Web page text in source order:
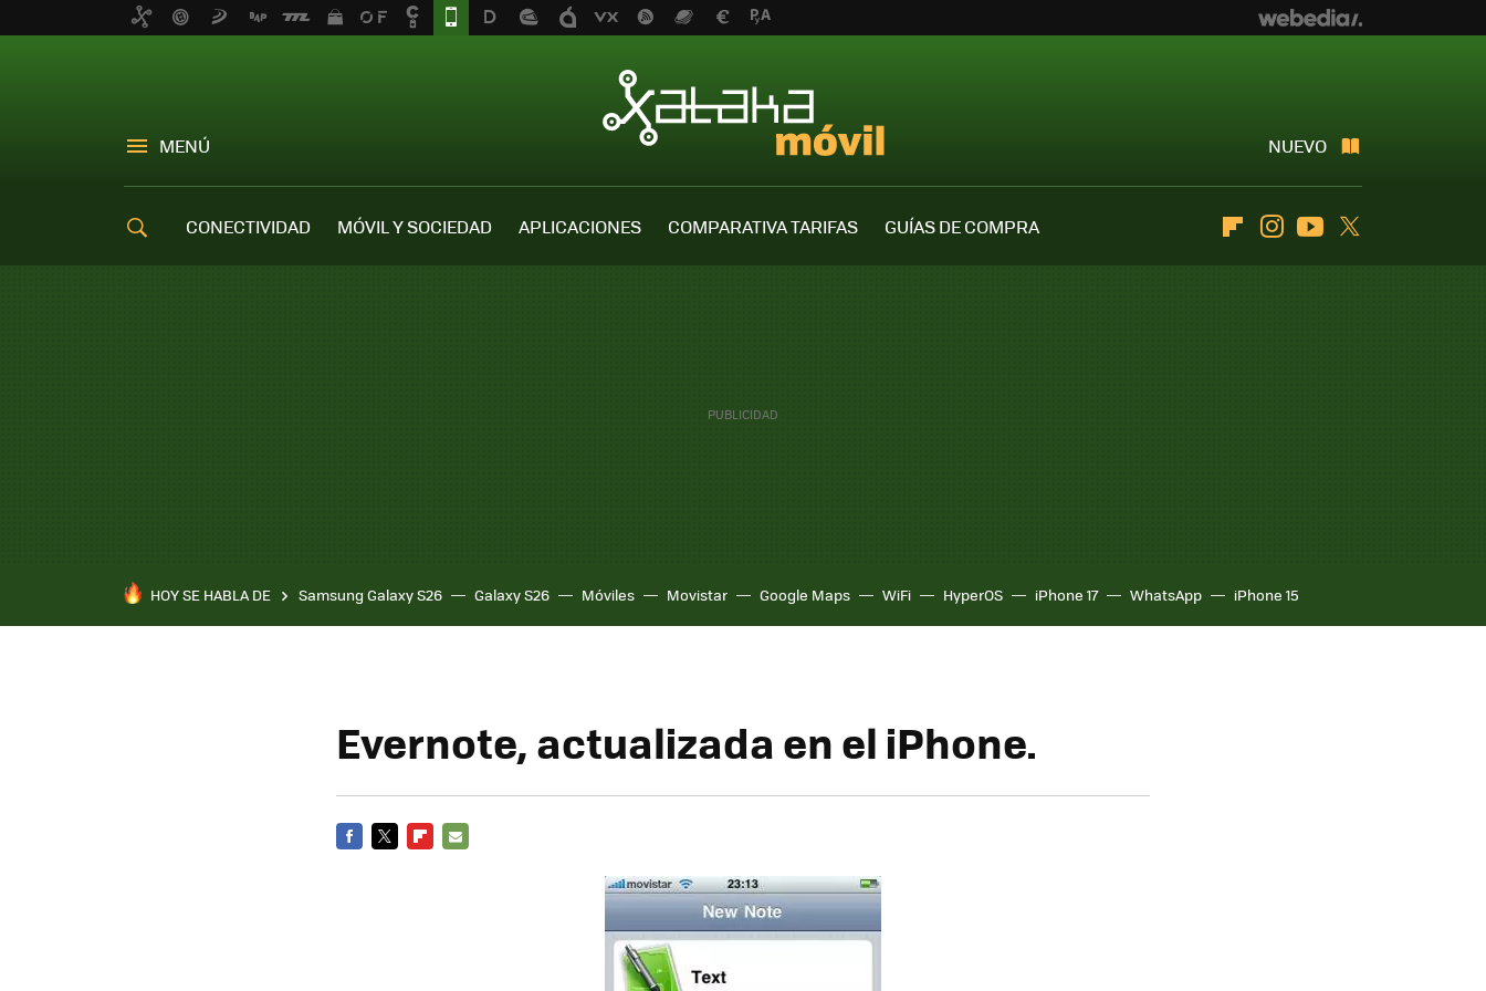
MENÚ NUEVO
CONECTIVIDAD MÓVIL Y SOCIEDAD APLICACIONES COMPARATIVA TARIFAS
GUÍAS DE COMPRA
FlipboardInstagramYoutube
HOY SE HABLA DE Samsung Galaxy S26 Galaxy S26 Móviles Movistar Google Maps WiFi HyperOS iPhone 17 WhatsApp iPhone 15
Evernote, actualizada en el iPhone.